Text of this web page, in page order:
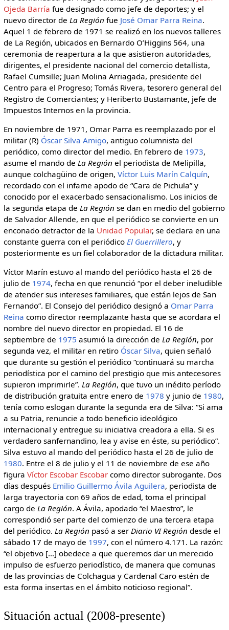
Ojeda Barría fue designado como jefe de deportes; y el
nuevo director de La Región fue José Omar Parra Reina.
Aquel 1 de febrero de 1971 se realizó en los nuevos talleres
de La Región, ubicados en Bernardo O’Higgins 564, una
ceremonia de reapertura a la que asistieron autoridades,
dirigentes, el presidente nacional del comercio detallista,
Rafael Cumsille; Juan Molina Arriagada, presidente del
Centro para el Progreso; Tomás Rivera, tesorero general del
Registro de Comerciantes; y Heriberto Bustamante, jefe de
Impuestos Internos en la provincia.
En noviembre de 1971, Omar Parra es reemplazado por el
militar (R) Óscar Silva Amigo, antiguo columnista del
periódico, como director del medio. En febrero de 1973,
asume el mando de La Región el periodista de Melipilla,
aunque colchagüino de origen, Víctor Luis Marín Calquín,
recordado con el infame apodo de “Cara de Pichula” y
conocido por el exacerbado sensacionalismo. Los inicios de
la segunda etapa de La Región se dan en medio del gobierno
de Salvador Allende, en que el periódico se convierte en un
enconado detractor de la Unidad Popular, se declara en una
constante guerra con el periódico El Guerrillero, y
posteriormente es un fiel colaborador de la dictadura militar.
Víctor Marín estuvo al mando del periódico hasta el 26 de
julio de 1974, fecha en que renunció “por el deber ineludible
de atender sus intereses familiares, que están lejos de San
Fernando”. El Consejo del periódico designó a Omar Parra
Reina como director reemplazante hasta que se acordara el
nombre del nuevo director en propiedad. El 16 de
septiembre de 1975 asumió la dirección de La Región, por
segunda vez, el militar en retiro Óscar Silva, quien señaló
que durante su gestión el periódico “continuará su marcha
periodística por el camino del prestigio que mis antecesores
supieron imprimirle”. La Región, que tuvo un inédito período
de distribución gratuita entre enero de 1978 y junio de 1980,
tenía como eslogan durante la segunda era de Silva: “Si ama
a su Patria, renuncie a todo beneficio ideológico
internacional y entregue su iniciativa creadora a ella. Si es
verdadero sanfernandino, lea y avise en éste, su periódico”.
Silva estuvo al mando del periódico hasta el 26 de julio de
1980. Entre el 8 de julio y el 11 de noviembre de ese año
figura Víctor Escobar Escobarcomo director subrogante. Dos
días después Emilio Guillermo Ávila Aguilera, periodista de
larga trayectoria con 69 años de edad, toma el principal
cargo de La Región. A Ávila, apodado “el Maestro”, le
correspondió ser parte del comienzo de una tercera etapa
del periódico. La Región pasó a ser Diario VI Región desde el
sábado 17 de mayo de 1997, con el número 4.171. La razón:
“el objetivo […] obedece a que queremos dar un merecido
impulso de esfuerzo periodístico, de manera que comunas
de las provincias de Colchagua y Cardenal Caro estén de
esta forma insertas en el ámbito noticioso regional”.
Situación actual (2008-presente)